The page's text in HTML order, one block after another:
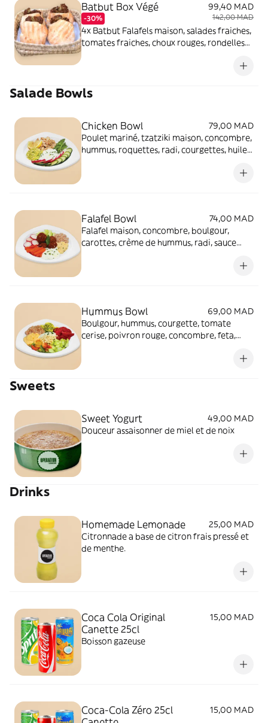
Batbut Box Végé
-30%
99,40 MAD
142,00 MAD
4x Batbut Falafels maison, salades fraiches,
tomates fraiches, choux rouges, rondelles
Salade Bowls
Chicken Bowl
79,00 MAD
Poulet mariné, tzatziki maison, concombre,
hummus, roquettes, radi, courgettes, huile
Falafel Bowl
74,00 MAD
Falafel maison, concombre, boulgour,
carottes, crème de hummus, radi, sauce
Hummus Bowl
69,00 MAD
Boulgour, hummus, courgette, tomate
cerise, poivron rouge, concombre, feta,
Sweets
Sweet Yogurt
49,00 MAD
Douceur assaisonner de miel et de noix
Drinks
Homemade Lemonade
25,00 MAD
Citronnade a base de citron frais pressé et
de menthe.
Coca Cola Original
Canette 25cl
15,00 MAD
Boisson gazeuse
Coca-Cola Zéro 25cl
15,00 MAD